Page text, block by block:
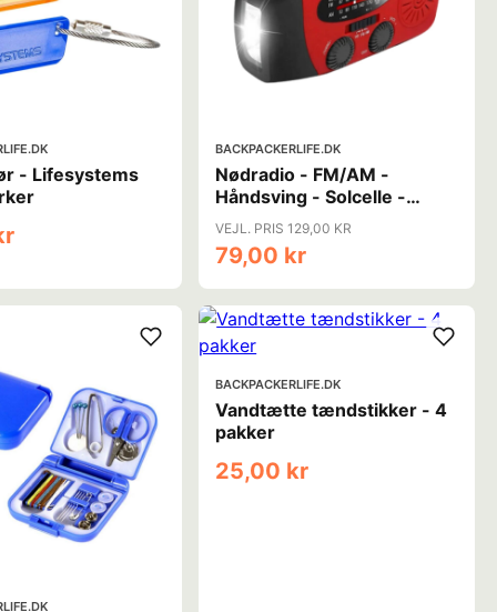
- Lifesystems
BACKPACKERLIFE.DK
Nødradio - FM/AM -
Håndsving - Solcelle -
2000 mAh powerbank
VEJL. PRIS 129,00 KR
79,00 kr
BACKPACKERLIFE.DK
Vandtætte tændstikker - 4
pakker
25,00 kr